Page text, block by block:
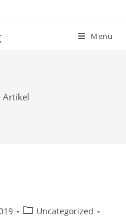
Menü
Artikel
Beitrags-
Uncategorized